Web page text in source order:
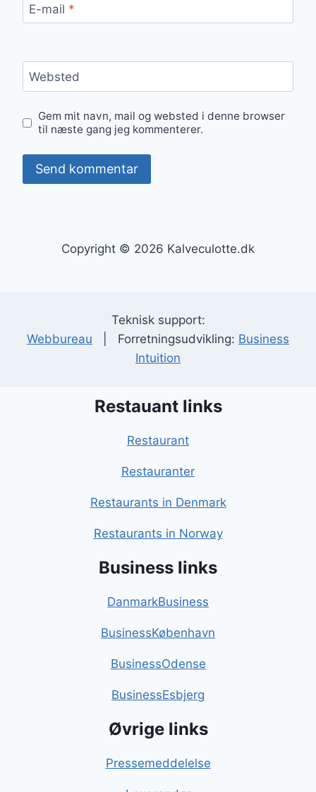
E-mail *
Websted
Gem mit navn, mail og websted i denne browser
til næste gang jeg kommenterer.
Copyright © 2026 Kalveculotte.dk
Teknisk support:
Webbureau | Forretningsudvikling: Business
Intuition
Restauant links
Restaurant
Restauranter
Restaurants in Denmark
Restaurants in Norway
Business links
DanmarkBusiness
BusinessKøbenhavn
BusinessOdense
BusinessEsbjerg
Øvrige links
Pressemeddelelse